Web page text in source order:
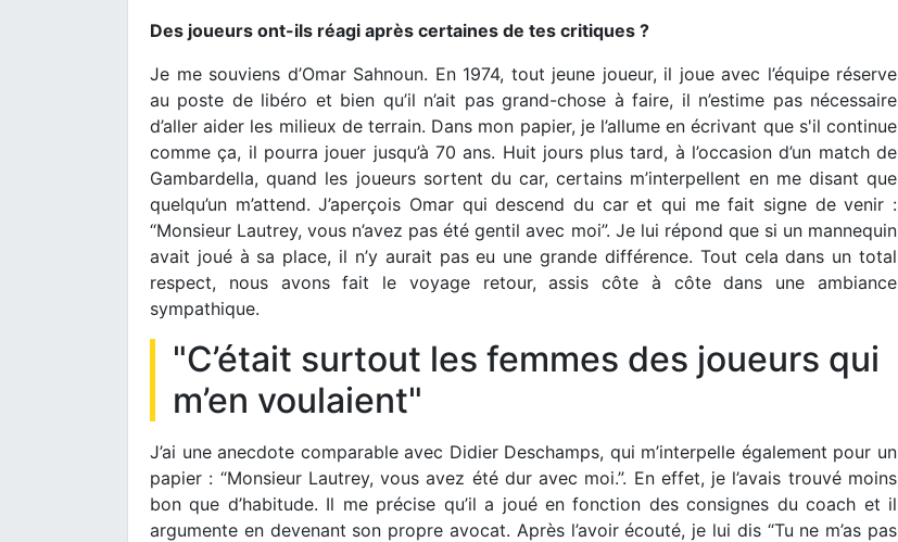
Des joueurs ont-ils réagi après certaines de tes critiques ?
Je me souviens d’Omar Sahnoun. En 1974, tout jeune joueur, il joue avec l’équipe réserve
au poste de libéro et bien qu’il n’ait pas grand-chose à faire, il n’estime pas nécessaire
d’aller aider les milieux de terrain. Dans mon papier, je l’allume en écrivant que s'il continue
comme ça, il pourra jouer jusqu’à 70 ans. Huit jours plus tard, à l’occasion d’un match de
Gambardella, quand les joueurs sortent du car, certains m’interpellent en me disant que
quelqu’un m’attend. J’aperçois Omar qui descend du car et qui me fait signe de venir :
“Monsieur Lautrey, vous n’avez pas été gentil avec moi”. Je lui répond que si un mannequin
avait joué à sa place, il n’y aurait pas eu une grande différence. Tout cela dans un total
respect, nous avons fait le voyage retour, assis côte à côte dans une ambiance
sympathique.
"C’était surtout les femmes des joueurs qui
m’en voulaient"
J’ai une anecdote comparable avec Didier Deschamps, qui m’interpelle également pour un
papier : “Monsieur Lautrey, vous avez été dur avec moi.”. En effet, je l’avais trouvé moins
bon que d’habitude. Il me précise qu’il a joué en fonction des consignes du coach et il
argumente en devenant son propre avocat. Après l’avoir écouté, je lui dis “Tu ne m’as pas